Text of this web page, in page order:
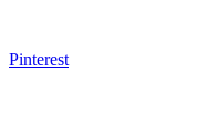
Pinterest